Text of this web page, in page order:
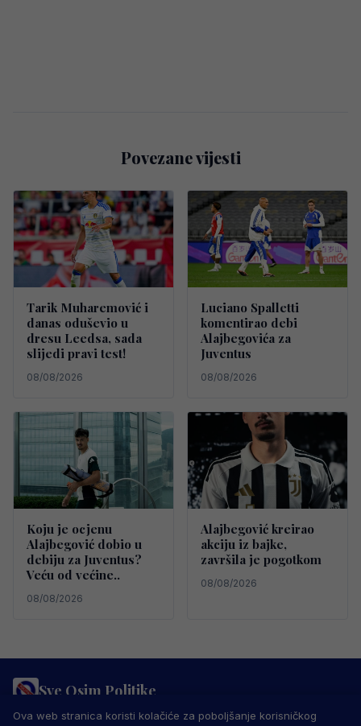
Povezane vijesti
Tarik Muharemović i
danas oduševio u
dresu Leedsa, sada
slijedi pravi test!
08/08/2026
Luciano Spalletti
komentirao debi
Alajbegovića za
Juventus
08/08/2026
Koju je ocjenu
Alajbegović dobio u
debiju za Juventus?
Veću od većine..
08/08/2026
Alajbegović kreirao
akciju iz bajke,
završila je pogotkom
08/08/2026
Sve Osim Politike
PRAVILA PRIVATNOSTI MARKETING
USLOVI KORIŠTENJA
Ova web stranica koristi kolačiće za poboljšanje korisničkog